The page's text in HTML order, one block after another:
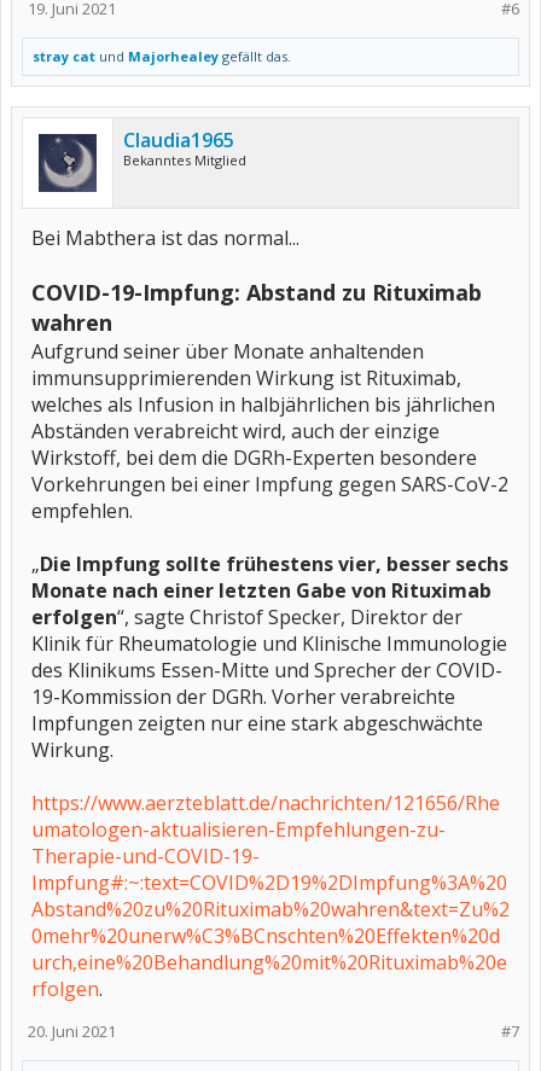
#6
19. Juni 2021
stray cat und Majorhealey gefällt das.
Claudia1965
Bekanntes Mitglied
Bei Mabthera ist das normal...
COVID-19-Impfung: Abstand zu Rituximab
wahren
Aufgrund seiner über Monate anhaltenden
immunsupprimierenden Wirkung ist Rituximab,
welches als Infusion in halbjährlichen bis jährlichen
Abständen verabreicht wird, auch der einzige
Wirkstoff, bei dem die DGRh-Experten besondere
Vorkehrungen bei einer Impfung gegen SARS-CoV-2
empfehlen.
„Die Impfung sollte frühestens vier, besser sechs
Monate nach einer letzten Gabe von Rituximab
erfolgen“, sagte Christof Specker, Direktor der
Klinik für Rheumatologie und Klinische Immunologie
des Klinikums Essen-Mitte und Sprecher der COVID-
19-Kommission der DGRh. Vorher verabreichte
Impfungen zeigten nur eine stark abgeschwächte
Wirkung.
https://www.aerzteblatt.de/nachrichten/121656/Rhe
umatologen-aktualisieren-Empfehlungen-zu-
Therapie-und-COVID-19-
Impfung#:~:text=COVID%2D19%2DImpfung%3A%20
Abstand%20zu%20Rituximab%20wahren&text=Zu%2
0mehr%20unerw%C3%BCnschten%20Effekten%20d
urch,eine%20Behandlung%20mit%20Rituximab%20e
rfolgen.
#7
20. Juni 2021